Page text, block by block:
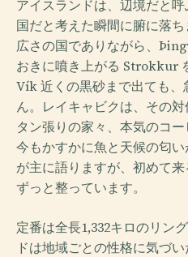
アイスランドは、辺境だと
国だと考えた瞬間に腑に落
広さの国でありながら、
おきに噴き上がる Strokkur
Vík 近くの黒砂まで出ても
ん。レイキャビクは、その
タン張りの家々、本気のコ
今もかすかに魚と天候の匂
が主に語りますが、初めて
ずっと整っています。
定番は全長1,332キロのリン
ドは地域ごとの性格に気づ